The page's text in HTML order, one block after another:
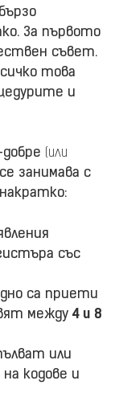
За първото
съвет.
това
и
(или
занимава с
със
са приети
между 4 и 8
или
кодове и